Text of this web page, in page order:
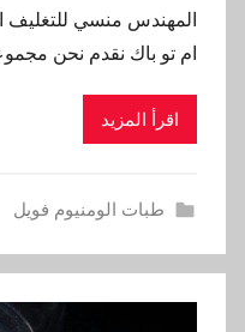
المهندس منسي للتغليف
ام تو باك نقدم نحن
اقرأ المزيد
طبات الومنيوم فويل